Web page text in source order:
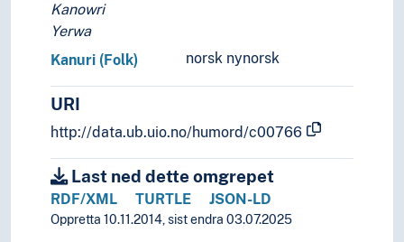
Lingvistikk
Litteratur
Navn, personer og skikkelser
Pedagogikk
Realfag
Religionsvitenskap
Rettsvitenskap
Samfunnsvitenskap
Språk
Kanowri
Yerwa
norsk nynorsk
Kanuri (Folk)
URI
http://data.ub.uio.no/humord/c00766
Last ned dette omgrepet
RDF/XML TURTLE JSON-LD
Oppretta 10.11.2014, sist endra 03.07.2025